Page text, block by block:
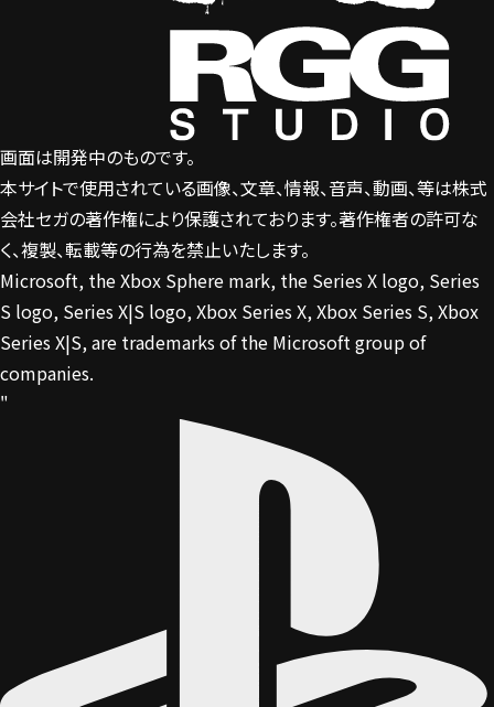
画面は開発中のものです。
本サイトで使用されている画像、文章、情報、音声、動画、等は株式
会社セガの著作権により保護されております。著作権者の許可な
く、複製、転載等の行為を禁止いたします。
Microsoft, the Xbox Sphere mark, the Series X logo, Series
S logo, Series X|S logo, Xbox Series X, Xbox Series S, Xbox
Series X|S, are trademarks of the Microsoft group of
companies.
"